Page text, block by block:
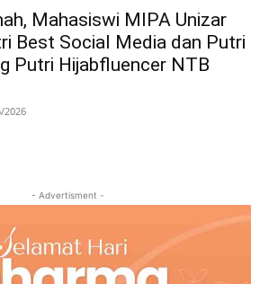
Mahasiswi MIPA Unizar
Best Social Media dan Putri
Putri Hijabfluencer NTB
2026
- Advertisment -